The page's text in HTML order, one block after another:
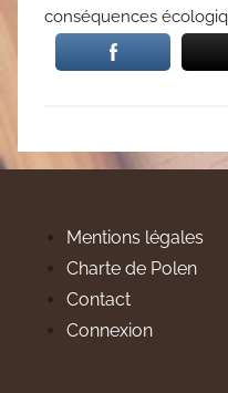
conséquences
Mentions légales
Charte de Polen
Contact
Connexion